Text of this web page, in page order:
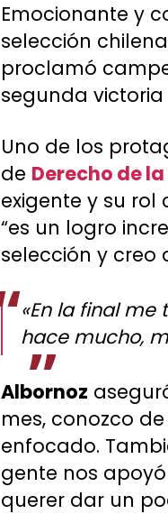
Emocionante y
selección
proclamó
segunda
Uno de los
de Derecho de
exigente y su
“es un logro
selección y creo
«En la final
hace mucho,
Albornoz
mes, conozco
enfocado.
gente nos
querer dar un